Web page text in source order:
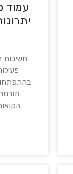
עמוד
חשיבות